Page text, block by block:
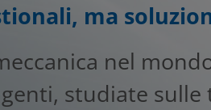
ma
nel
studiate sulle